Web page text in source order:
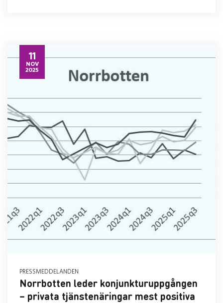
11
NOV
2025
PRESSMEDDELANDEN
Norrbotten leder konjunkturuppgången
– privata tjänstenäringar mest positiva